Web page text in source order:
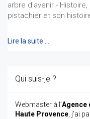
arbre d'avenir -
pistachier et son
Lire la suite …
Qui suis-je ?
Webmaster à l’Agence
Haute Provence, j’ai